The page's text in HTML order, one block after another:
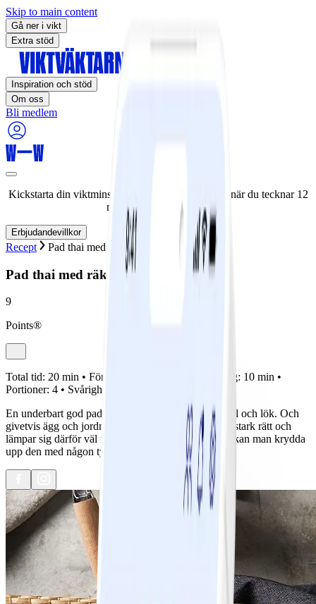
Skip to main content
Gå ner i vikt
Extra stöd
Inspiration och stöd
Om oss
Bli medlem
Kickstarta din viktminskningsresa nu! Spara 50% när du tecknar 12
månaders medlemskap.
Erbjudandevillkor
Recept Pad thai med räkor och vitkål
Pad thai med räkor och vitkål
9
Points®
Total tid: 20 min • Förberedelse: Tillagning: 10 min •
Portioner: 4 • Svårighetsgrad:
En underbart god pad thai med räkor, groddar, vitkål och lök. Och
givetvis ägg och jordnötter! Pad thai är ingen kryddstark rätt och
lämpar sig därför väl för barnfamiljer, men givetvis kan man krydda
upp den med någon typ av chili om man gillar det.